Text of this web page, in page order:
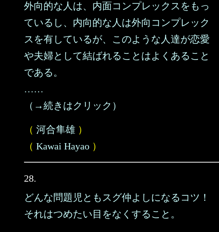
外向的な人は、内面コンプレックスをもっ
ているし、内向的な人は外向コンプレック
スを有しているが、このような人達が恋愛
や夫婦として結ばれることはよくあること
である。
……
（→続きはクリック）
（ 河合隼雄 ）
（ Kawai Hayao ）
28.
どんな問題児ともスグ仲よしになるコツ！
それはつめたい目をなくすること。